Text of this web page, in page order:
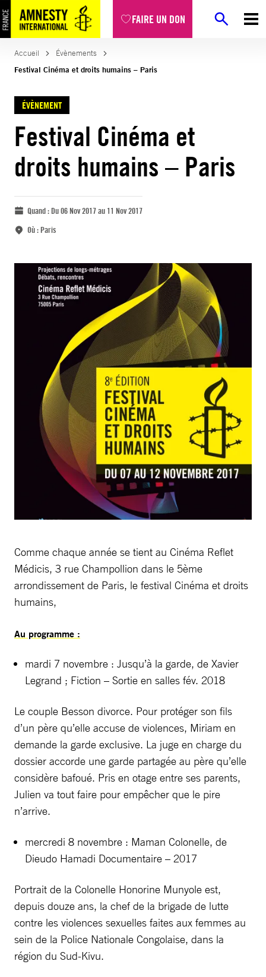
FAIRE UN DON
Accueil
Évènements
Festival Cinéma et droits humains – Paris
ÉVÈNEMENT
Festival Cinéma et
droits humains – Paris
Quand :Du 06 Nov 2017 au 11 Nov 2017
Où :Paris
Comme chaque année se tient au Cinéma Reflet
Médicis, 3 rue Champollion dans le 5ème
arrondissement de Paris, le festival Cinéma et droits
humains,
Au programme :
mardi 7 novembre : Jusqu’à la garde, de Xavier
Legrand ; Fiction – Sortie en salles fév. 2018
Le couple Besson divorce. Pour protéger son fils
d’un père qu’elle accuse de violences, Miriam en
demande la garde exclusive. La juge en charge du
dossier accorde une garde partagée au père qu’elle
considère bafoué. Pris en otage entre ses parents,
Julien va tout faire pour empêcher que le pire
n’arrive.
mercredi 8 novembre : Maman Colonelle, de
Dieudo Hamadi Documentaire – 2017
Portrait de la Colonelle Honorine Munyole est,
depuis douze ans, la chef de la brigade de lutte
contre les violences sexuelles faites aux femmes au
sein de la Police Nationale Congolaise, dans la
région du Sud-Kivu.